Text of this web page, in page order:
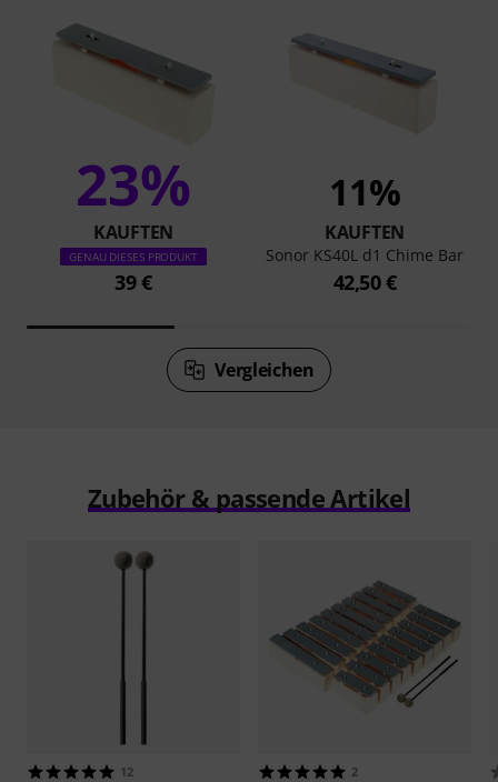
23%
KAUFTEN
GENAU DIESES PRODUKT
39 €
11%
KAUFTEN
Sonor KS40L d1 Chime Bar
42,50 €
Vergleichen
Zubehör & passende Artikel
12 2